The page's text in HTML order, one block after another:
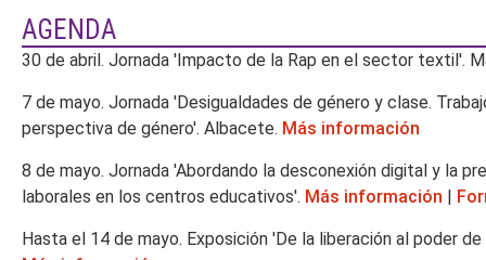
AGENDA
30 de abril. Jornada 'Impacto de la Rap en el sector textil'.
7 de mayo. Jornada 'Desigualdades de género y clase.
perspectiva de género'. Albacete. Más información
8 de mayo. Jornada 'Abordando la desconexión digital y la
laborales en los centros educativos'. Más información |
Hasta el 14 de mayo. Exposición 'De la liberación al poder